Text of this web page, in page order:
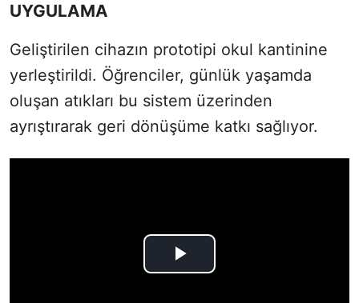
UYGULAMA
Geliştirilen cihazın prototipi okul kantinine
yerleştirildi. Öğrenciler, günlük yaşamda
oluşan atıkları bu sistem üzerinden
ayrıştırarak geri dönüşüme katkı sağlıyor.